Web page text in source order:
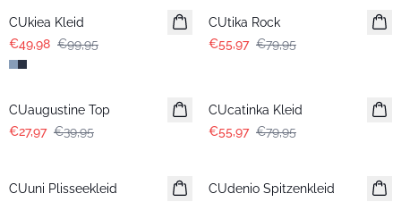
CUkiea Kleid
€49,98 €99,95
CUtika Rock
€55,97 €79,95
-30%
CUaugustine Top
€27,97 €39,95
CUcatinka Kleid
€55,97 €79,95
Neuheiten
CUuni Plisseekleid
CUdenio Spitzenkleid